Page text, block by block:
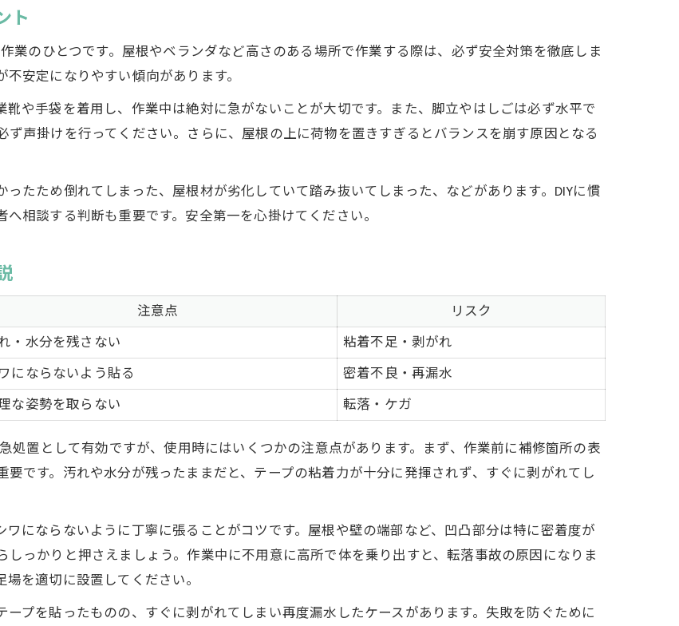
根修理依頼前に試したい簡単DIY方法
屋根修理依頼前に使えるDIY方法一覧表
自宅でできる雨漏り応急処置の流れ
ブルーシート・防水テープ活用事例集
簡単DIYで雨漏りリスクを下げるコツ
適切な業者選びと雨漏り再発リスクへの備え
悪徳業者を避ける雨漏り修理業者比較表
火災保険や助成金の活用で費用軽減
DIY後に必要なアフターケアの重要性
ト
業のひとつです。屋根やベランダなど高さのある場所で作業する際は、必ず安全対策を徹底しま
安定になりやすい傾向があります。
や手袋を着用し、作業中は絶対に急がないことが大切です。また、脚立やはしごは必ず水平で
声掛けを行ってください。さらに、屋根の上に荷物を置きすぎるとバランスを崩す原因となる
たため倒れてしまった、屋根材が劣化していて踏み抜いてしまった、などがあります。DIYに慣
相談する判断も重要です。安全第一を心掛けてください。
注意点
リスク
・水分を残さない
粘着不足・剥がれ
にならないよう貼る
密着不良・再漏水
な姿勢を取らない
転落・ケガ
処置として有効ですが、使用時にはいくつかの注意点があります。まず、作業前に補修箇所の表
です。汚れや水分が残ったままだと、テープの粘着力が十分に発揮されず、すぐに剥がれてし
にならないように丁寧に張ることがコツです。屋根や壁の端部など、凹凸部分は特に密着度が
っかりと押さえましょう。作業中に不用意に高所で体を乗り出すと、転落事故の原因になりま
を適切に設置してください。
プを貼ったものの、すぐに剥がれてしまい再度漏水したケースがあります。失敗を防ぐために